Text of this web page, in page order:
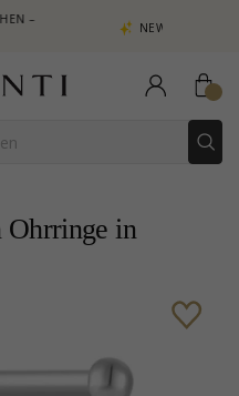
NEW COLLECTION | AURA
Ohrringe in